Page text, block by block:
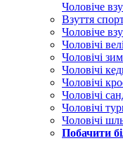
Чоловіче
Взуття
Чоловіче
Чоловічі
Чоловічі
Чоловічі
Чоловічі
Чоловічі
Чоловічі
Чоловічі
Побачити